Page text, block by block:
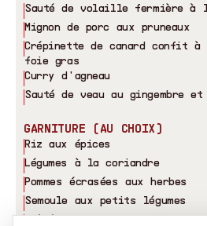
Sauté de volaille fermière à la
Mignon de porc aux pruneaux
Crépinette de canard confit à
foie gras
Curry d'agneau
Sauté de veau au gingembre
GARNITURE (AU CHOIX)
Riz aux épices
Légumes à la coriandre
Pommes écrasées aux herbes
Semoule aux petits légumes
Poêlée de champignons